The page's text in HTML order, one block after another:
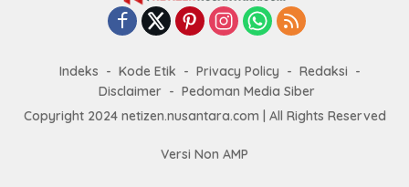
Indeks Kode Etik Privacy Policy
Redaksi
Disclaimer
Pedoman Media Siber
Copyright 2024 netizen.nusantara.com | All Rights Reserved
Versi Non AMP